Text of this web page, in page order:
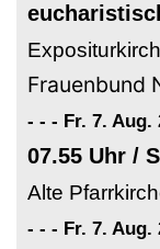
Frauenbund
- - - Fr. 7. Aug.
07.55 Uhr /
Alte
- - - Fr. 7. Aug.